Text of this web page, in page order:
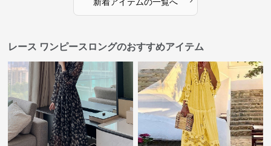
レース ワンピースロングのおすすめアイテム